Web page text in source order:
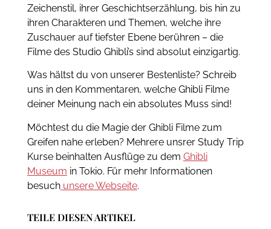
Zeichenstil, ihrer Geschichtserzählung, bis hin zu
ihren Charakteren und Themen, welche ihre
Zuschauer auf tiefster Ebene berühren – die
Filme des Studio Ghibli’s sind absolut einzigartig.
Was hältst du von unserer Bestenliste? Schreib
uns in den Kommentaren, welche Ghibli Filme
deiner Meinung nach ein absolutes Muss sind!
Möchtest du die Magie der Ghibli Filme zum
Greifen nahe erleben? Mehrere unsrer Study Trip
Kurse beinhalten Ausflüge zu dem Ghibli
Museum in Tokio. Für mehr Informationen
besuch unsere Webseite.
TEILE DIESEN ARTIKEL